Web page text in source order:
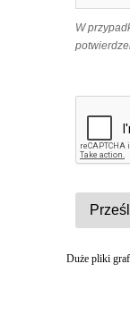
W
Duże pliki